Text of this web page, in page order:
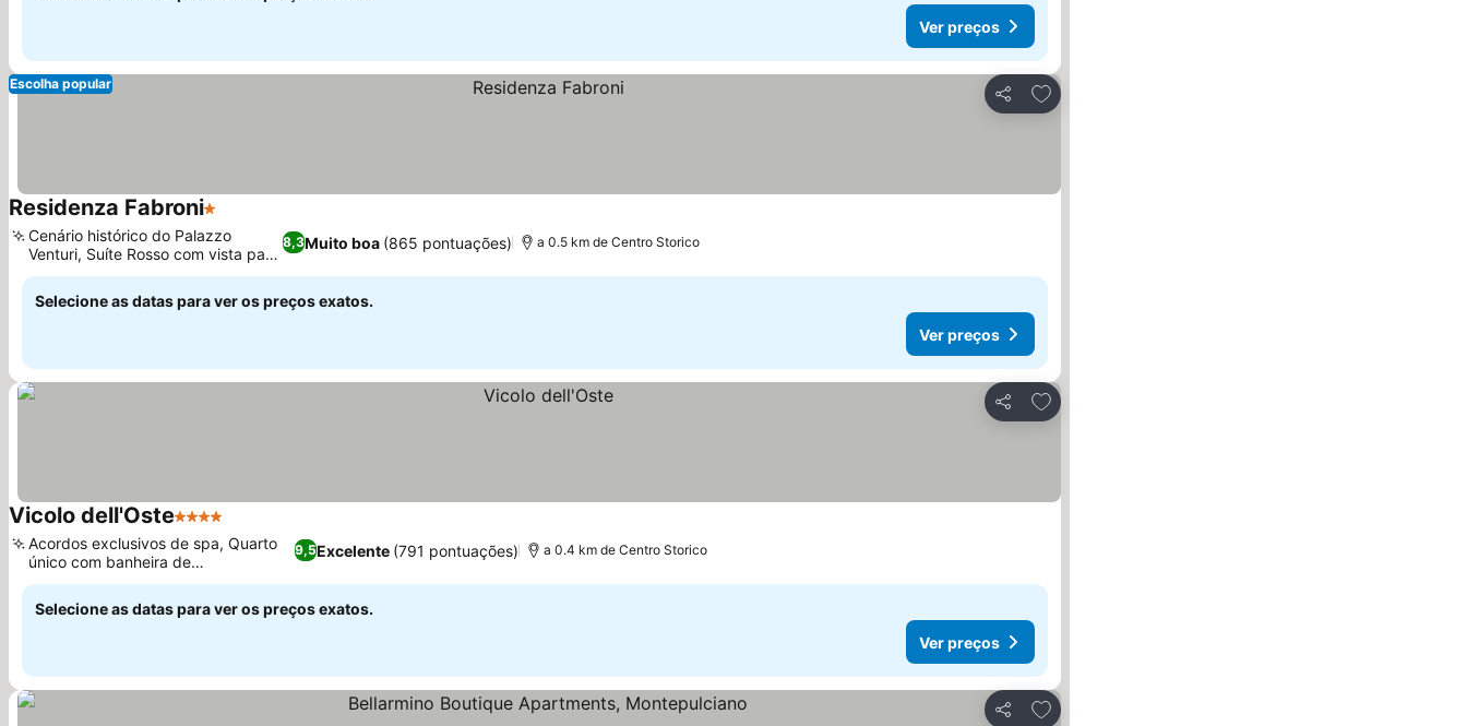
Ver preços
Partilhar
Adicionar aos favoritos
Escolha popular
Residenza Fabroni1 Estrelas
8,3Muito boa (865 pontuações)
Cenário histórico do Palazzo
Venturi, Suíte Rosso com vista para
o vale
a 0.5 km de Centro Storico
Selecione as datas para ver os preços exatos.
Ver preços
Partilhar
Adicionar aos favoritos
Vicolo dell'Oste4 Estrelas
9,5Excelente (791 pontuações)
Acordos exclusivos de spa, Quarto
único com banheira de
hidromassagem
a 0.4 km de Centro Storico
Selecione as datas para ver os preços exatos.
Ver preços
Partilhar
Adicionar aos favoritos